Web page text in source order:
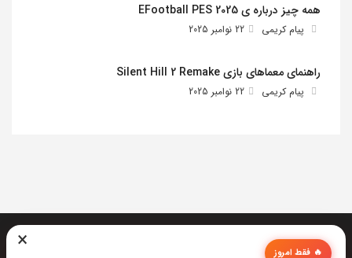
همه چیز درباره ی EFootball PES 2025
پیام کریمی 22 نوامبر 2025
راهنمای معماهای بازی Silent Hill 2 Remake
پیام کریمی 22 نوامبر 2025
× 🔥 فقط امروز